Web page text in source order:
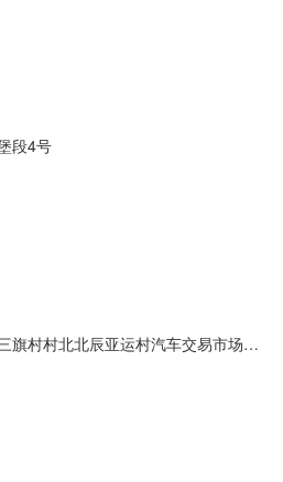
段4号
北北辰亚运村汽车交易市场内A五区5号